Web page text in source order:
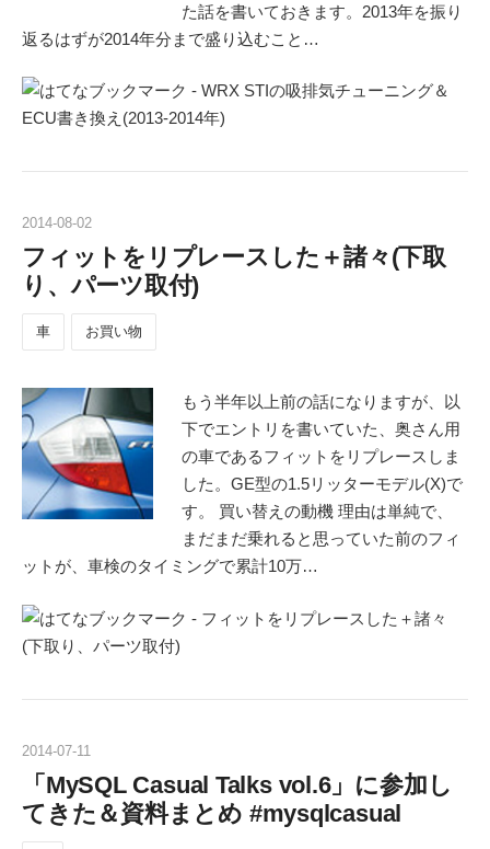
た話を書いておきます。2013年を振り
返るはずが2014年分まで盛り込むこと…
2014-08-02
フィットをリプレースした＋諸々(下取
り、パーツ取付)
車 お買い物
もう半年以上前の話になりますが、以
下でエントリを書いていた、奥さん用
の車であるフィットをリプレースしま
した。GE型の1.5リッターモデル(X)で
す。 買い替えの動機 理由は単純で、
まだまだ乗れると思っていた前のフィ
ットが、車検のタイミングで累計10万…
2014-07-11
「MySQL Casual Talks vol.6」に参加し
てきた＆資料まとめ #mysqlcasual